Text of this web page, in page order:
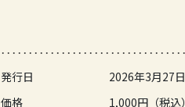
発行日
2026年3月27日
価格
1,000円（税込）